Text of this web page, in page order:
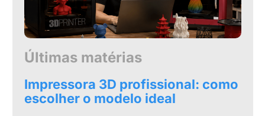
Últimas matérias
Impressora 3D profissional: como
escolher o modelo ideal